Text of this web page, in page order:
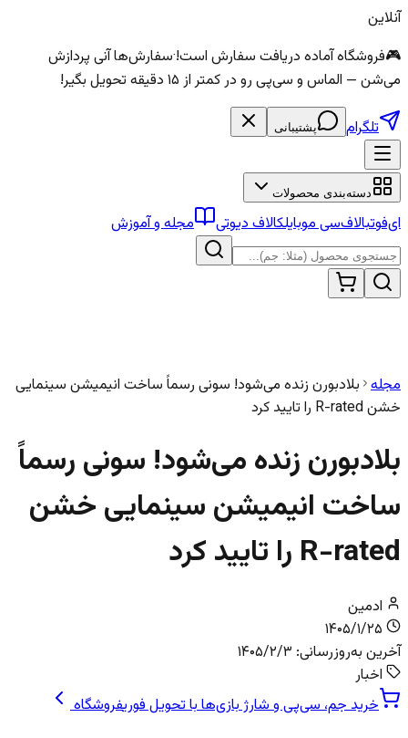
آنلاین
🎮فروشگاه آماده دریافت سفارش است!·سفارش‌ها آنی پردازش
می‌شن — الماس و سی‌پی رو در کمتر از ۱۵ دقیقه تحویل بگیر!
تلگرام پشتیبانی
دسته‌بندی محصولات
ای‌فوتبالاف‌سی موبایلکالاف دیوتی مجله و آموزش
مجله بلادبورن زنده می‌شود! سونی رسماً ساخت انیمیشن سینمایی
خشن R-rated را تایید کرد
بلادبورن زنده می‌شود! سونی رسماً
ساخت انیمیشن سینمایی خشن
R-rated را تایید کرد
ادمین
۱۴۰۵/۱/۲۵
آخرین به‌روزرسانی: ۱۴۰۵/۲/۳
اخبار
خرید جم، سی‌پی و شارژ بازی‌ها با تحویل فوریفروشگاه